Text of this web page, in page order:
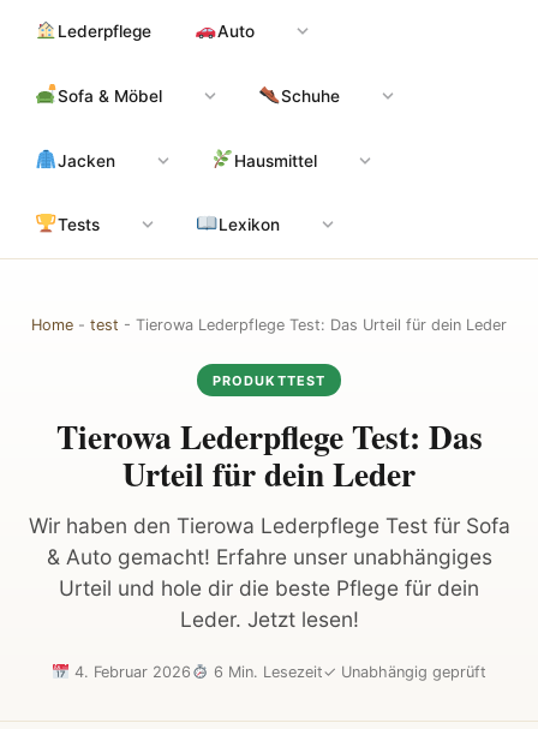
Inhalt
Lederpflege Auto
Sofa & Möbel Schuhe
Jacken Hausmittel
Tests Lexikon
Home - test - Tierowa Lederpflege Test: Das Urteil für dein Leder
PRODUKTTEST
Tierowa Lederpflege Test: Das
Urteil für dein Leder
Wir haben den Tierowa Lederpflege Test für Sofa
& Auto gemacht! Erfahre unser unabhängiges
Urteil und hole dir die beste Pflege für dein
Leder. Jetzt lesen!
4. Februar 2026 6 Min. Lesezeit✓ Unabhängig geprüft